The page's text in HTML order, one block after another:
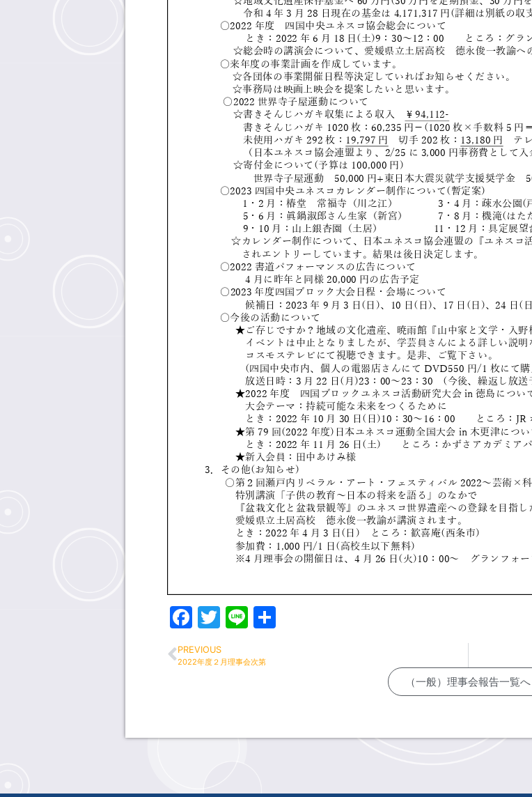
Facebook
Twitter
Line
PREVIOUS
2022年度２月理事会次第
（一般）理事会報告一覧へ